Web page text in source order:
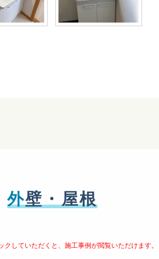
外壁・屋根
クしていただくと、施工事例が閲覧いただけます。